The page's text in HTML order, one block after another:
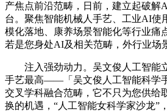
产焦点前沿范畴，日前，建立起破解
台。聚焦智能机械人手艺、工业AI使
模化落地、康养场景智能化等行业痛
若是您身处AI及相关范畴，外行业场
注入强劲动力。吴文俊人工智能
手艺最高——「吴文俊人工智能科学
交叉学科融合范畴，它不只为您供给
换的机遇，“人工智能女科学家沙龙”